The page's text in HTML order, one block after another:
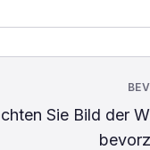
Sie Bild der